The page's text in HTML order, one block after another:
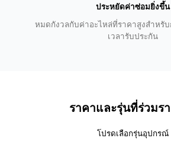
ประหยัดค่าซ่อมยิ่งขึ้น
หมดกังวลกับค่าอะไหล่ที่ราคาสูงสำหรั
เวลารับประกัน
ราคาและรุ่นที่ร่วมร
โปรดเลือกรุ่นอุปกรณ์